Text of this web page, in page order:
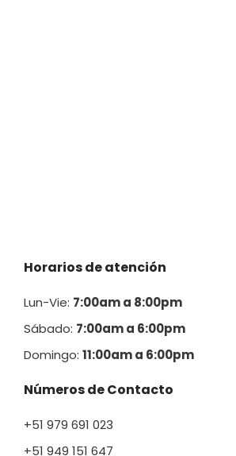
Horarios de atención
Lun-Vie: 7:00am a 8:00pm
Sábado: 7:00am a 6:00pm
Domingo:11:00am a 6:00pm
Números de Contacto
+51 979 691 023
+51 949 151 647